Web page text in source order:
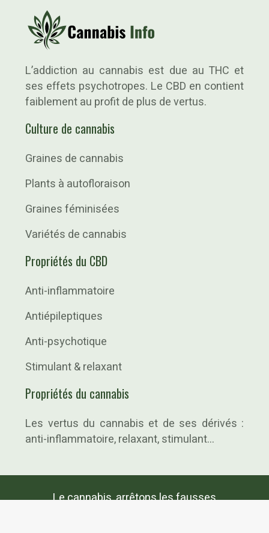
L’addiction au cannabis est due au THC et
ses effets psychotropes. Le CBD en contient
faiblement au profit de plus de vertus.
Culture de cannabis
Graines de cannabis
Plants à autofloraison
Graines féminisées
Variétés de cannabis
Propriétés du CBD
Anti-inflammatoire
Antiépileptiques
Anti-psychotique
Stimulant & relaxant
Propriétés du cannabis
Les vertus du cannabis et de ses dérivés :
anti-inflammatoire, relaxant, stimulant…
Le cannabis, arrêtons les fausses